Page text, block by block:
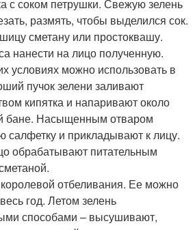
с соком петрушки. Свежую зелень
размять, чтобы выделился сок.
сметану или простоквашу.
нанести на лицо полученную.
условиях можно использовать в
пучок зелени заливают
кипятка и напаривают около
бане. Насыщенным отваром
салфетку и прикладывают к лицу.
обрабатывают питательным
отбеливания. Ее можно
год. Летом зелень
способами – высушивают,